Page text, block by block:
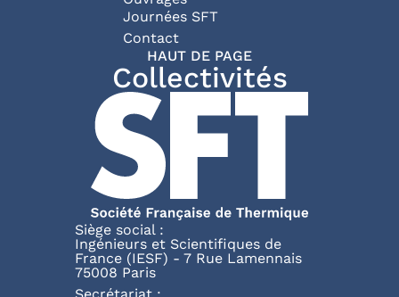
Journées SFT
Pied de page
Contact
HAUT DE PAGE
Collectivités
Siège social :
Ingénieurs et Scientifiques de
France (IESF) - 7 Rue Lamennais
75008 Paris